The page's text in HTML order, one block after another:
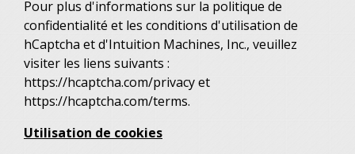
Pour plus d'informations sur la politique de
confidentialité et les conditions d'utilisation de
hCaptcha et d'Intuition Machines, Inc., veuillez
visiter les liens suivants :
https://hcaptcha.com/privacyet
https://hcaptcha.com/terms.
Utilisation de cookies